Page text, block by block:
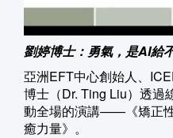
劉婷博士：勇氣，是AI給
亞洲EFT中心創始人、
博士（Dr. Ting Liu）透過
動全場的演講——《矯正
癒力量》。